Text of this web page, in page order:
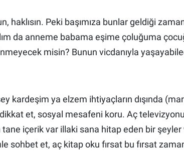
haklısın. Peki başımıza bunlar geldiği
da anneme babama eşime çoluğuma
misin? Bunun vicdanıyla
kardeşim ya elzem ihtiyaçların dışında
et, sosyal mesafeni koru. Aç
içerik var illaki sana hitap eden bir şeyler
sohbet et, aç kitap oku fırsat bu fırsat